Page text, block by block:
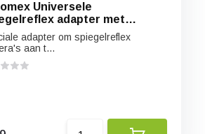
Universele
adapter met
2x lens voor
23.2 mm buis
adapter om spiegelreflex
aan t...